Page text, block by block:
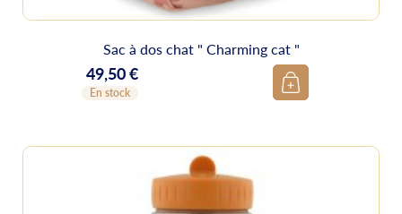
Sac à dos chat " Charming cat "
Prix
49,50 €
En stock